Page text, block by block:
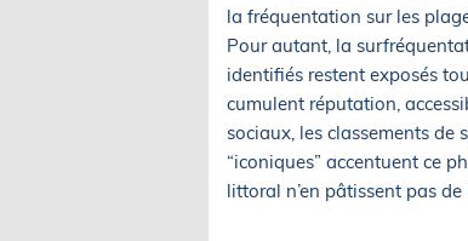
la fréquentation sur les
Pour autant, la
identifiés restent exposés
cumulent réputation,
sociaux, les classements de
“iconiques” accentuent ce
littoral n’en pâtissent pas